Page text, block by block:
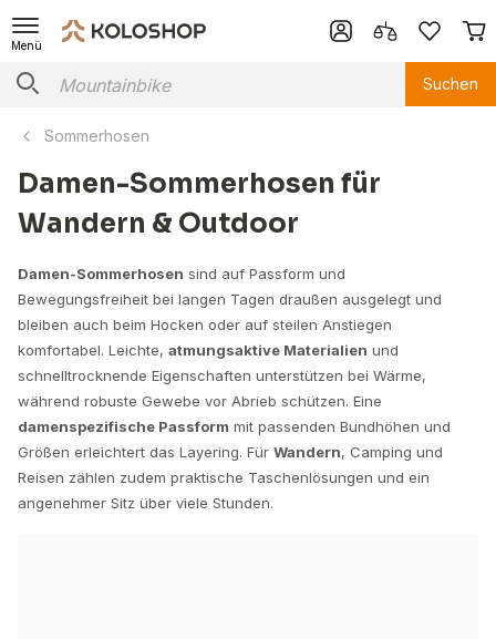
Menü
Suchen
Sommerhosen
Damen-Sommerhosen für
Wandern & Outdoor
Damen-Sommerhosen sind auf Passform und
Bewegungsfreiheit bei langen Tagen draußen ausgelegt und
bleiben auch beim Hocken oder auf steilen Anstiegen
komfortabel. Leichte, atmungsaktive Materialien und
schnelltrocknende Eigenschaften unterstützen bei Wärme,
während robuste Gewebe vor Abrieb schützen. Eine
damenspezifische Passform mit passenden Bundhöhen und
Größen erleichtert das Layering. Für Wandern, Camping und
Reisen zählen zudem praktische Taschenlösungen und ein
angenehmer Sitz über viele Stunden.